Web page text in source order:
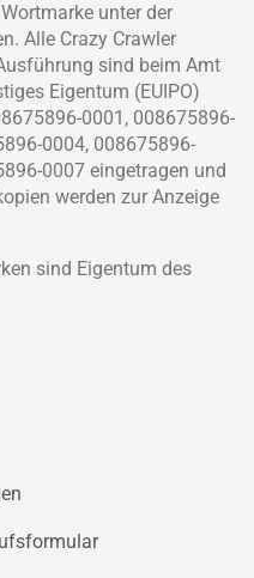
unter der
Alle Crazy Crawler
sind beim Amt
Eigentum (EUIPO)
0001, 008675896-
0004, 008675896-
0007 eingetragen und
werden zur Anzeige
sind Eigentum des